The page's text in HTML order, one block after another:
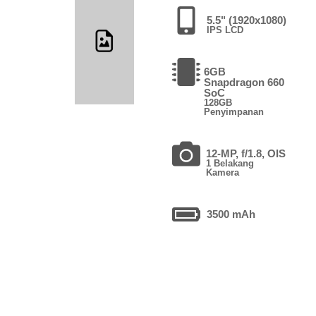
5.5" (1920x1080)
IPS LCD
6GB
Snapdragon 660
SoC
128GB
Penyimpanan
12-MP, f/1.8, OIS
1 Belakang
Kamera
3500 mAh